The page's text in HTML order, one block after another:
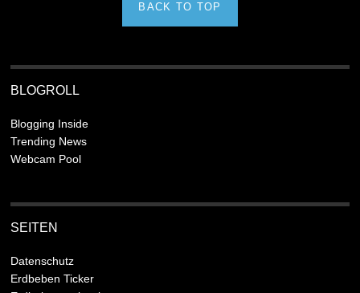
BACK TO TOP
BLOGROLL
Blogging Inside
Trending News
Webcam Pool
SEITEN
Datenschutz
Erdbeben Ticker